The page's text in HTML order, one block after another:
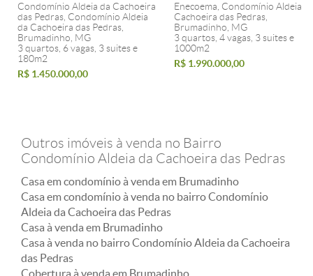
Condomínio Aldeia da Cachoeira
das Pedras, Condomínio Aldeia
da Cachoeira das Pedras,
Brumadinho, MG
3 quartos, 6 vagas, 3 suites e
180m2
R$ 1.450.000,00
Enecoema, Condomínio Aldeia
Cachoeira das Pedras,
Brumadinho, MG
3 quartos, 4 vagas, 3 suites e
1000m2
R$ 1.990.000,00
Outros imóveis à venda no Bairro
Condomínio Aldeia da Cachoeira das Pedras
Casa em condomínio à venda em Brumadinho
Casa em condomínio à venda no bairro Condomínio
Aldeia da Cachoeira das Pedras
Casa à venda em Brumadinho
Casa à venda no bairro Condomínio Aldeia da Cachoeira
das Pedras
Cobertura à venda em Brumadinho